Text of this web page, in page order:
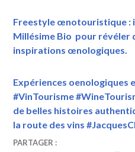
Freestyle œnotouristique :
Millésime Bio pour révéler
inspirations œnologiques.
Expériences oenologiques
#VinTourisme
de belles histoires
la route des vins
25
VINTOURISME
#VITI,
PARTAGER :